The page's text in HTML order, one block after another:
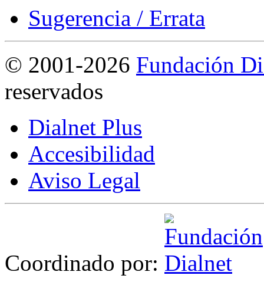
Sugerencia / Errata
© 2001-2026 Fundación
reservados
Dialnet Plus
Accesibilidad
Aviso Legal
Coordinado por: